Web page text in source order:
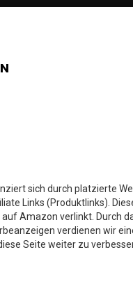
sich durch platzierte
Links (Produktlinks).
Amazon verlinkt. Durch
verdienen wir
Seite weiter zu